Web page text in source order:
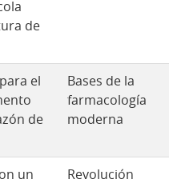
de
el
de
Bases de la
farmacología
moderna
un
Revolución